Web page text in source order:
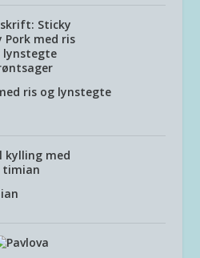
ris og lynstegte